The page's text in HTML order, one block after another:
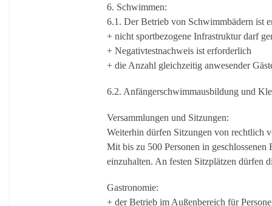
6. Schwimmen:
6.1. Der Betrieb von Schwimmbädern ist
+ nicht sportbezogene Infrastruktur darf
+ Negativtestnachweis ist erforderlich
+ die Anzahl gleichzeitig anwesender
6.2. Anfängerschwimmausbildung und
Versammlungen und Sitzungen:
Weiterhin dürfen Sitzungen von rechtlich
Mit bis zu 500 Personen in
einzuhalten. An festen Sitzplätzen dürfen
Gastronomie:
+ der Betrieb im Außenbereich für